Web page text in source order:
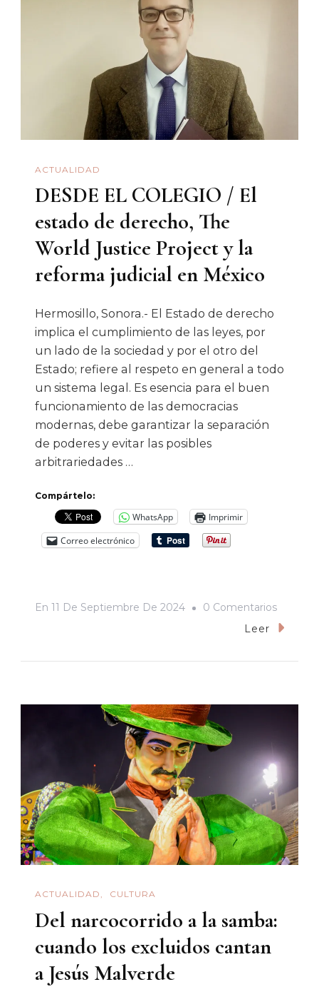
ACTUALIDAD
DESDE EL COLEGIO / El
estado de derecho, The
World Justice Project y la
reforma judicial en México
Hermosillo, Sonora.- El Estado de derecho
implica el cumplimiento de las leyes, por
un lado de la sociedad y por el otro del
Estado; refiere al respeto en general a todo
un sistema legal. Es esencia para el buen
funcionamiento de las democracias
modernas, debe garantizar la separación
de poderes y evitar las posibles
arbitrariedades …
Compártelo:
WhatsApp
Imprimir
Correo electrónico
En 11 De Septiembre De 2024 0 ComentariosEn
DESDE
De
The
World
Justice
Project
Leer
ACTUALIDAD CULTURA
Del narcocorrido a la samba:
cuando los excluidos cantan
a Jesús Malverde